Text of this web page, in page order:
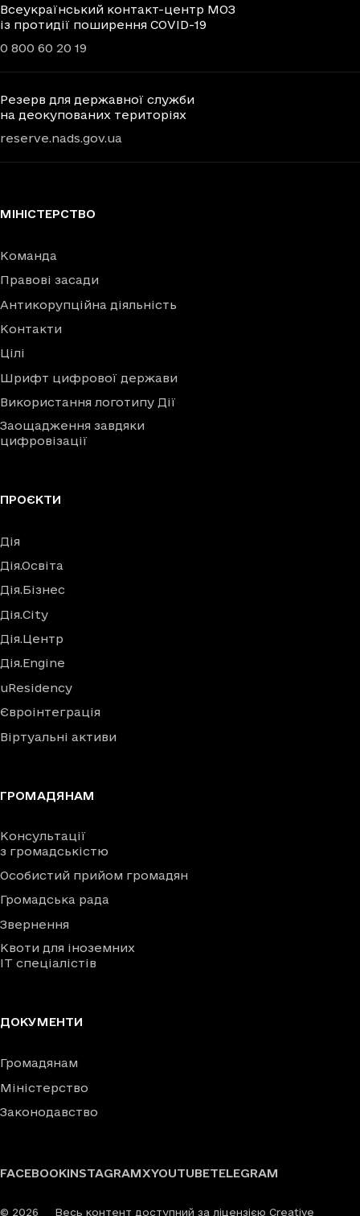
Всеукраїнський контакт-центр МОЗ
із протидії поширення COVID-19
0 800 60 20 19
Резерв для державної служби
на деокупованих територіях
reserve.nads.gov.ua
МІНІСТЕРСТВО
Команда
Правові засади
Антикорупційна діяльність
Контакти
Цілі
Шрифт цифрової держави
Використання логотипу Дії
Заощадження завдяки
цифровізації
ПРОЄКТИ
Дія
Дія.Освіта
Дія.Бізнес
Дія.City
Дія.Центр
Дія.Engine
uResidency
Євроінтеграція
Віртуальні активи
ГРОМАДЯНАМ
Консультації
з громадськістю
Особистий прийом громадян
Громадська рада
Звернення
Квоти для іноземних
IT спеціалістів
ДОКУМЕНТИ
Громадянам
Міністерство
Законодавство
FACEBOOKINSTAGRAMXYOUTUBETELEGRAM
© 2026 Весь контент доступний за ліцензією Creative